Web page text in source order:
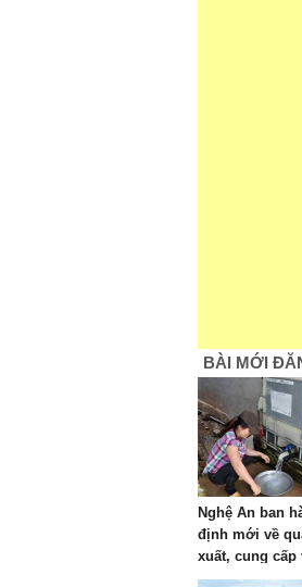
BÀI MỚI
Nghệ An ban
định mới về
xuất, cung cấp
nước sạch